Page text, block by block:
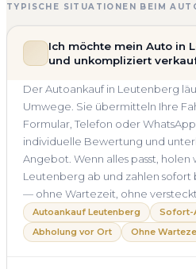
TYPISCHE SITUATIONEN BEIM
Ich möchte mein Auto in
und unkompliziert
Der Autoankauf in Leutenberg
Umwege. Sie übermitteln Ihre
Formular, Telefon oder
individuelle Bewertung und
Angebot. Wenn alles passt, holen
Leutenberg ab und zahlen
— ohne Wartezeit, ohne
Autoankauf Leutenberg
Sofort-
Abholung vor Ort
Ohne